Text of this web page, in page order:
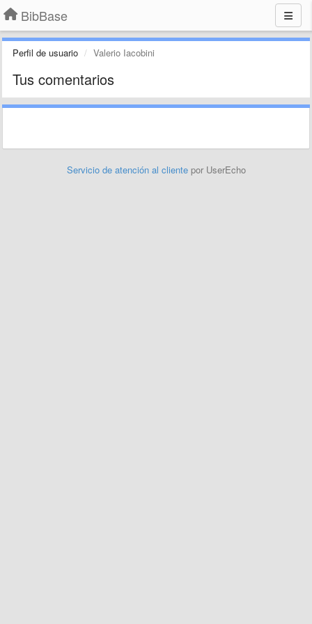
BibBase
Perfil de usuario Valerio Iacobini
Tus comentarios
Servicio de atención al cliente por UserEcho